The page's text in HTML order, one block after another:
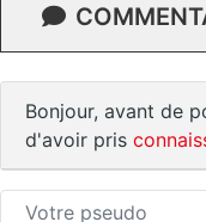
Bonjour, avant de
d'avoir pris